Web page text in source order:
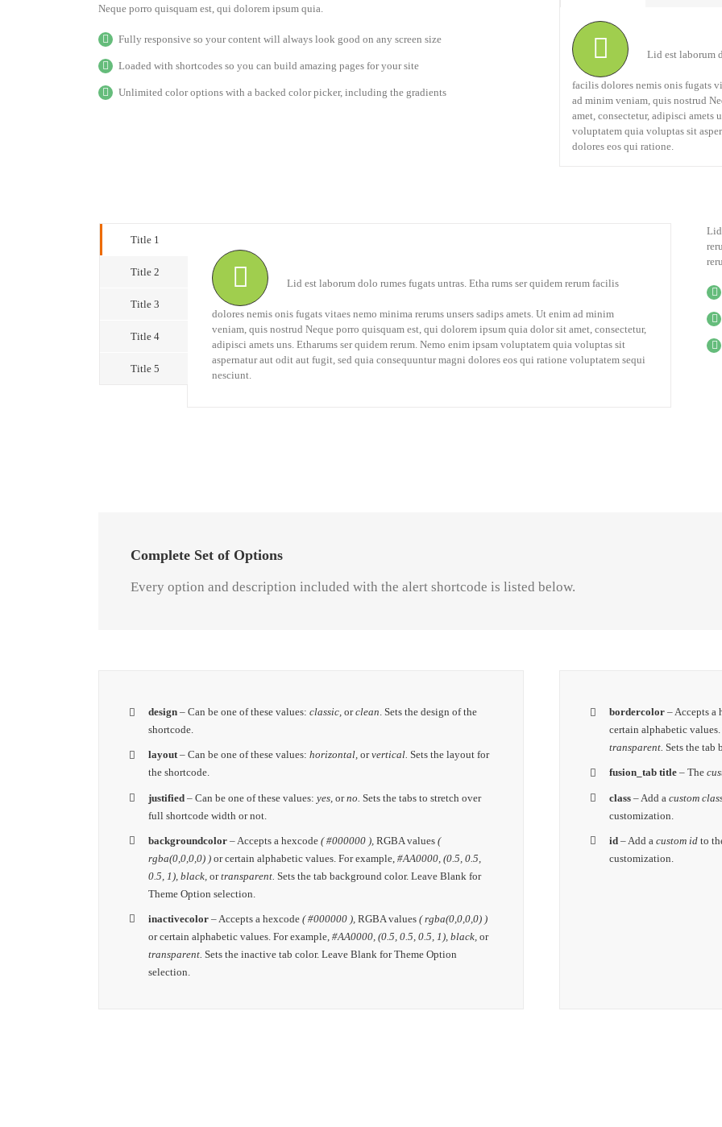
Neque porro quisquam est, qui dolorem ipsum quia.
Fully responsive so your content will always look good on any screen size
Loaded with shortcodes so you can build amazing pages for your site
Unlimited color options with a backed color picker, including the gradients
Lid est laborum
facilis dolores nemis onis fugats
ad minim veniam, quis nostrud
amet, consectetur, adipisci amets
voluptatem quia voluptas sit
dolores eos qui ratione.
Title 1
Title 2
Title 3
Title 4
Title 5
Lid est laborum dolo rumes fugats untras. Etha rums ser quidem rerum facilis
dolores nemis onis fugats vitaes nemo minima rerums unsers sadips amets. Ut enim ad minim
veniam, quis nostrud Neque porro quisquam est, qui dolorem ipsum quia dolor sit amet, consectetur,
adipisci amets uns. Etharums ser quidem rerum. Nemo enim ipsam voluptatem quia voluptas sit
aspernatur aut odit aut fugit, sed quia consequuntur magni dolores eos qui ratione voluptatem sequi
nesciunt.
Lid
Complete Set of Options
Every option and description included with the alert shortcode is listed below.
design – Can be one of these values:classic,orclean. Sets the design of the
shortcode.
layout– Can be one of these values:horizontal,orvertical.Sets the layout for
the shortcode.
justified – Can be one of these values:yes,orno.Sets the tabs to stretch over
full shortcode width or not.
backgroundcolor – Accepts a hexcode( #000000 ), RGBA values(
rgba(0,0,0,0) )or certain alphabetic values. For example,#AA0000, (0.5, 0.5,
0.5, 1), black,ortransparent.Sets the tab background color. Leave Blank for
Theme Option selection.
inactivecolor – Accepts a hexcode( #000000 ), RGBA values( rgba(0,0,0,0) )
or certain alphabetic values. For example,#AA0000, (0.5, 0.5, 0.5, 1), black,or
transparent. Sets the inactive tab color. Leave Blank for Theme Option
selection.
bordercolor – Accepts a
certain alphabetic
transparent. Sets the tab
fusion_tab title – The
class – Add acustom
customization.
id – Add acustom id to
customization.